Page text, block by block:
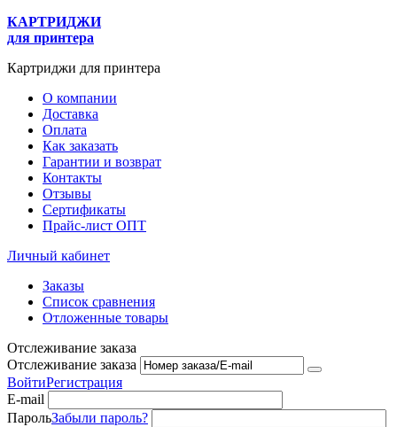
КАРТРИДЖИ
для принтера
Картриджи для принтера
О компании
Доставка
Оплата
Как заказать
Гарантии и возврат
Контакты
Отзывы
Сертификаты
Прайс-лист ОПТ
Личный кабинет
Заказы
Список сравнения
Отложенные товары
Отслеживание заказа
Отслеживание заказа
ВойтиРегистрация
E-mail
ПарольЗабыли пароль?